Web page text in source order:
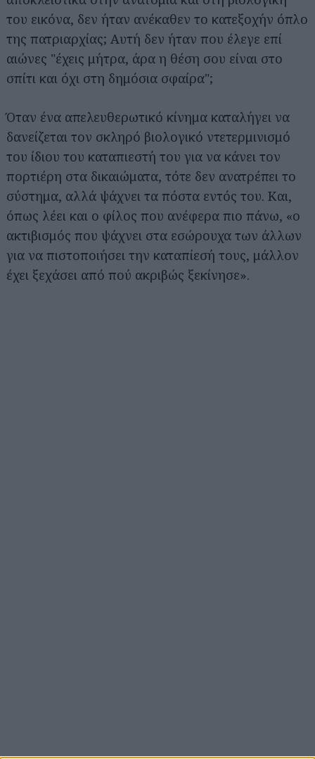
του εικόνα, δεν ήταν ανέκαθεν το κατεξοχήν όπλο
της πατριαρχίας; Αυτή δεν ήταν που έλεγε επί
αιώνες "έχεις μήτρα, άρα η θέση σου είναι στο
σπίτι και όχι στη δημόσια σφαίρα";
Όταν ένα απελευθερωτικό κίνημα καταλήγει να
δανείζεται τον σκληρό βιολογικό ντετερμινισμό
του ίδιου του καταπιεστή του για να κάνει τον
πορτιέρη στα δικαιώματα, τότε δεν ανατρέπει το
σύστημα, αλλά ψάχνει τα πόστα εντός του. Και,
όπως λέει και ο φίλος που ανέφερα πιο πάνω, «ο
ακτιβισμός που ψάχνει στα εσώρουχα των άλλων
για να πιστοποιήσει την καταπίεσή τους, μάλλον
έχει ξεχάσει από πού ακριβώς ξεκίνησε».